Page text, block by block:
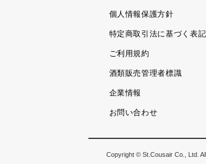
個人情報保護方針
特定商取引法に基づく表記
ご利用規約
酒類販売管理者標識
企業情報
お問い合わせ
Copyright © St.Cousair Co., Ltd.